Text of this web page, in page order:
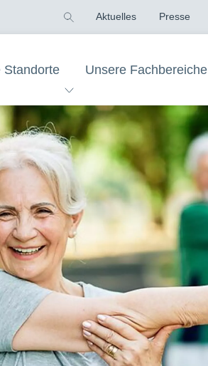
Aktuelles Presse
Standorte Unsere Fachbereiche